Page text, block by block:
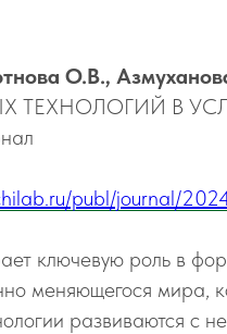
О.В.,
ТЕХНОЛОГИЙ В
publ/journal/
ключевую роль в
меняющегося мира,
развиваются с